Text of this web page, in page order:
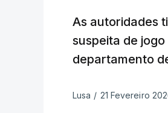
As autoridades
suspeita de
departamento
Lusa / 21 Fevereiro